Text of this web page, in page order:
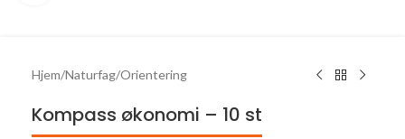
Hjem/Naturfag/Orientering
Kompass økonomi – 10 st